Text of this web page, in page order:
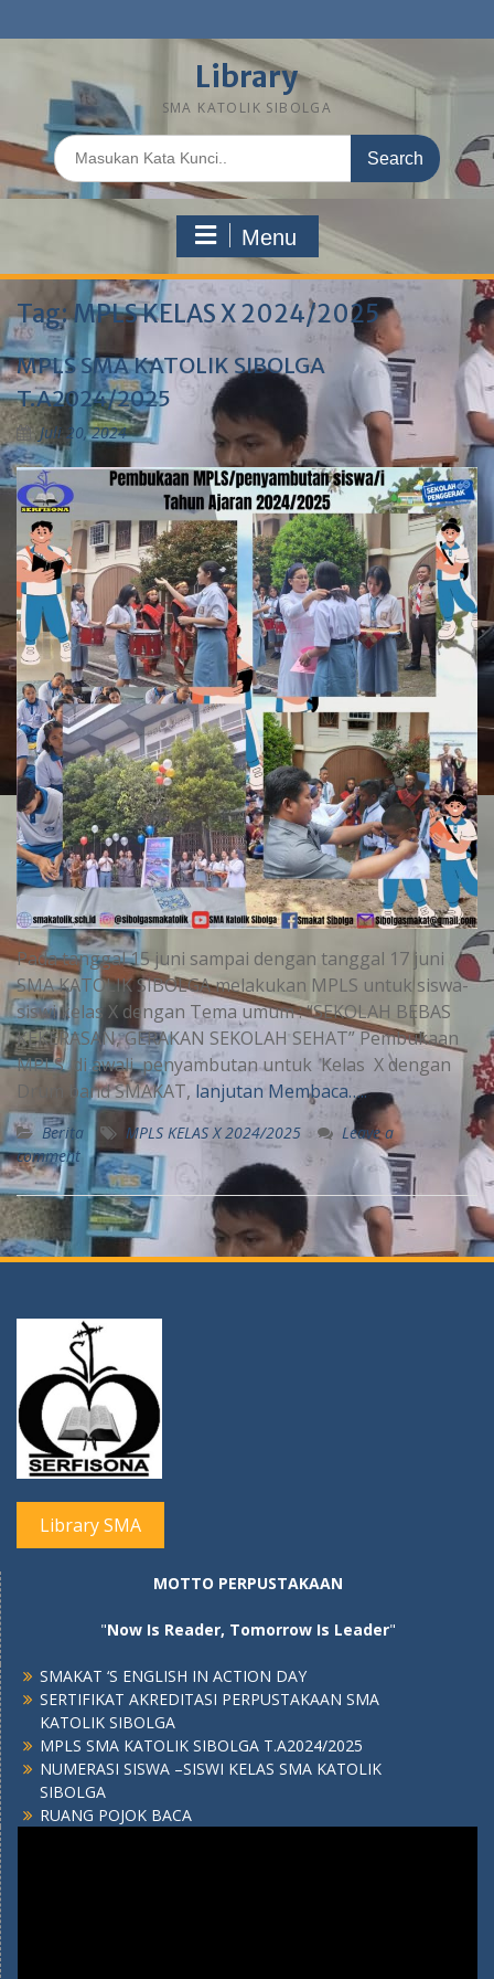
Library
SMA KATOLIK SIBOLGA
Menu
Tag:MPLS KELAS X 2024/2025
MPLS SMA KATOLIK SIBOLGA
T.A2024/2025
Juli 20, 2024
Pada tanggal 15 juni sampai dengan tanggal 17 juni
SMA KATOLIK SIBOLGA melakukan MPLS untuk siswa-
siswi kelas X dengan Tema umum : “SEKOLAH BEBAS
KEKERASAN, GERAKAN SEKOLAH SEHAT” Pembukaan
MPLS di awali penyambutan untuk Kelas X dengan
Drum band SMAKAT, lanjutan Membaca…..
Berita MPLS KELAS X 2024/2025
Leave a
comment
Library SMA
MOTTO PERPUSTAKAAN
"Now Is Reader, Tomorrow Is Leader"
SMAKAT ‘S ENGLISH IN ACTION DAY
SERTIFIKAT AKREDITASI PERPUSTAKAAN SMA
KATOLIK SIBOLGA
MPLS SMA KATOLIK SIBOLGA T.A2024/2025
NUMERASI SISWA –SISWI KELAS SMA KATOLIK
SIBOLGA
RUANG POJOK BACA